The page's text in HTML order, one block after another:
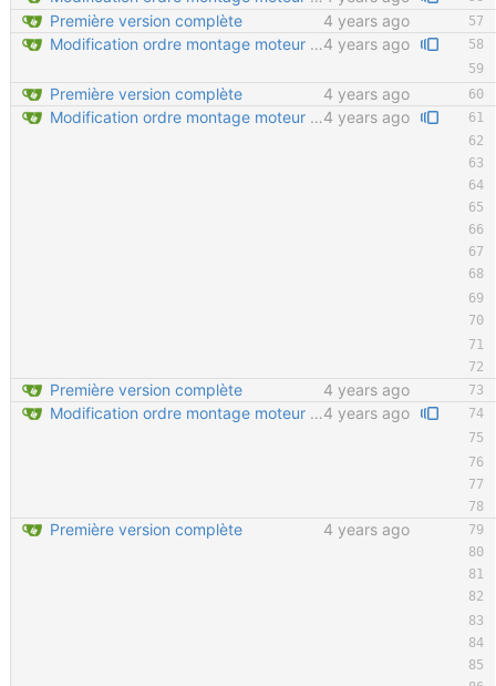
Première version complète
4 years ago
Modification ordre montage moteur Ajout détail montage moteur Velcro sur tendeur de chaine en important4 years ago
Première version complète
4 years ago
Modification ordre montage moteur Ajout détail montage moteur Velcro sur tendeur de chaine en important4 years ago
Première version complète
4 years ago
Modification ordre montage moteur Ajout détail montage moteur Velcro sur tendeur de chaine en important4 years ago
Première version complète 4 years ago